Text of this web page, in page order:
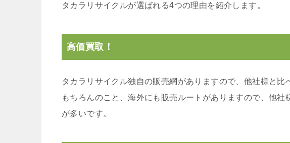
タカラリサイクルが選ばれる4つの理由を紹介します。
高価買取！
タカラリサイクル独自の販売網がありますので、他社様と
もちろんのこと、海外にも販売ルートがありますので、他
が多いです。